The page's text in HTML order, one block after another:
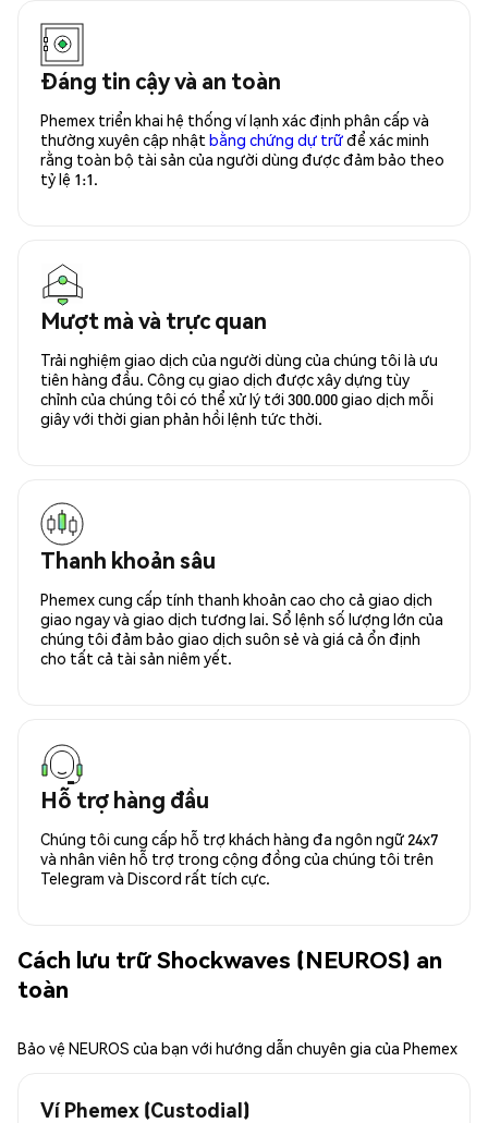
Đáng tin cậy và an toàn
Phemex triển khai hệ thống ví lạnh xác định phân cấp và
thường xuyên cập nhật bằng chứng dự trữđể xác minh
rằng toàn bộ tài sản của người dùng được đảm bảo theo
tỷ lệ 1:1.
Mượt mà và trực quan
Trải nghiệm giao dịch của người dùng của chúng tôi là ưu
tiên hàng đầu. Công cụ giao dịch được xây dựng tùy
chỉnh của chúng tôi có thể xử lý tới 300.000 giao dịch mỗi
giây với thời gian phản hồi lệnh tức thời.
Thanh khoản sâu
Phemex cung cấp tính thanh khoản cao cho cả giao dịch
giao ngay và giao dịch tương lai. Sổ lệnh số lượng lớn của
chúng tôi đảm bảo giao dịch suôn sẻ và giá cả ổn định
cho tất cả tài sản niêm yết.
Hỗ trợ hàng đầu
Chúng tôi cung cấp hỗ trợ khách hàng đa ngôn ngữ 24x7
và nhân viên hỗ trợ trong cộng đồng của chúng tôi trên
Telegram và Discord rất tích cực.
Cách lưu trữ Shockwaves (NEUROS) an
toàn
Bảo vệ NEUROS của bạn với hướng dẫn chuyên gia của Phemex
Ví Phemex (Custodial)